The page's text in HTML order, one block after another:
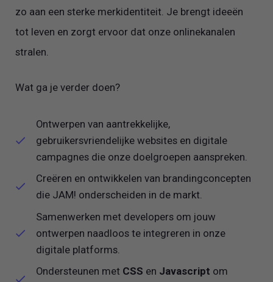
zo aan een sterke merkidentiteit. Je brengt ideeën
tot leven en zorgt ervoor dat onze onlinekanalen
stralen.
Wat ga je verder doen?
Ontwerpen van aantrekkelijke,
gebruikersvriendelijke websites en digitale
campagnes die onze doelgroepen aanspreken.
Creëren en ontwikkelen van brandingconcepten
die JAM! onderscheiden in de markt.
Samenwerken met developers om jouw
ontwerpen naadloos te integreren in onze
digitale platforms.
Ondersteunen met CSS en Javascript om